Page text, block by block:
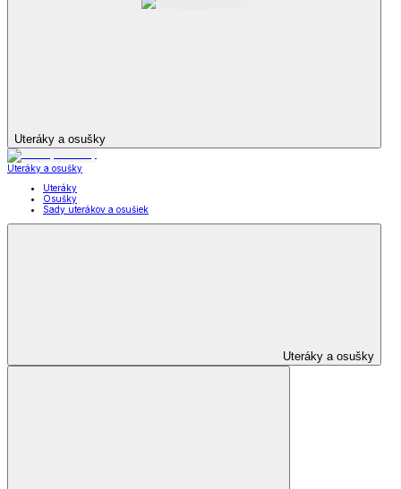
Uteráky a osušky
Uteráky a osušky
Uteráky
Osušky
Sady uterákov a osušiek
Uteráky a osušky